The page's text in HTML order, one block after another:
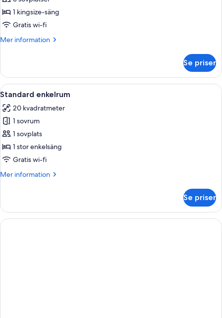
-
1
säng
1 kingsize-säng
Gratis wi-fi
Mer information
Mer
-
kingsize-
Se priser
Öppna
alla
foton
för
Standard
enkelrum
Ett sovrum med en säng, ett
1
Standard enkelrum
20 kvadratmeter
1 sovrum
1 sovplats
1 stor enkelsäng
Gratis wi-fi
Mer information
Mer
enkelrum
Se priser